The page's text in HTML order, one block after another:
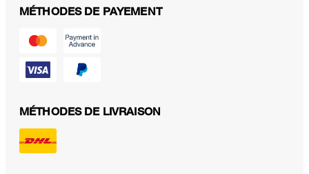
MÉTHODES DE PAYEMENT
MÉTHODES DE LIVRAISON